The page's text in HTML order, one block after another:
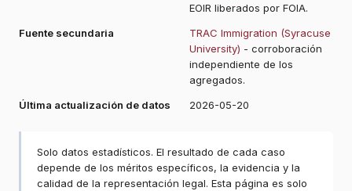
EOIR liberados por FOIA.
Fuente secundaria
TRAC Immigration (Syracuse
University) - corroboración
independiente de los
agregados.
Última actualización de datos
2026-05-20
Solo datos estadísticos. El resultado de cada caso
depende de los méritos específicos, la evidencia y la
calidad de la representación legal. Esta página es solo